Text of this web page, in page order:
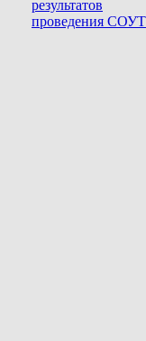
результатов
проведения СОУТ